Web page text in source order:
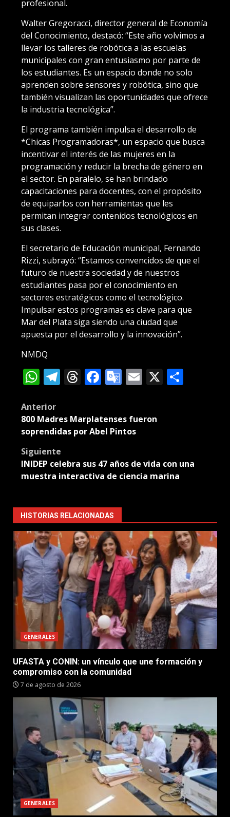
profesional.
Walter Gregoracci, director general de Economía
del Conocimiento, destacó: “Este año volvimos a
llevar los talleres de robótica a las escuelas
municipales con gran entusiasmo por parte de
los estudiantes. Es un espacio donde no solo
aprenden sobre sensores y robótica, sino que
también visualizan las oportunidades que ofrece
la industria tecnológica”.
El programa también impulsa el desarrollo de
*Chicas Programadoras*, un espacio que busca
incentivar el interés de las mujeres en la
programación y reducir la brecha de género en
el sector. En paralelo, se han brindado
capacitaciones para docentes, con el propósito
de equiparlos con herramientas que les
permitan integrar contenidos tecnológicos en
sus clases.
El secretario de Educación municipal, Fernando
Rizzi, subrayó: “Estamos convencidos de que el
futuro de nuestra sociedad y de nuestros
estudiantes pasa por el conocimiento en
sectores estratégicos como el tecnológico.
Impulsar estos programas es clave para que
Mar del Plata siga siendo una ciudad que
apuesta por el desarrollo y la innovación”.
NMDQ
WhatsApp
Telegram
Threads
Facebook
Google
Email
X
Post
navigation
Anterior
800 Madres Marplatenses fueron
soprendidas por Abel Pintos
Siguiente
INIDEP celebra sus 47 años de vida con una
muestra interactiva de ciencia marina
HISTORIAS RELACIONADAS
GENERALES
UFASTA y CONIN: un vínculo que une formación y
compromiso con la comunidad
7 de agosto de 2026
GENERALES